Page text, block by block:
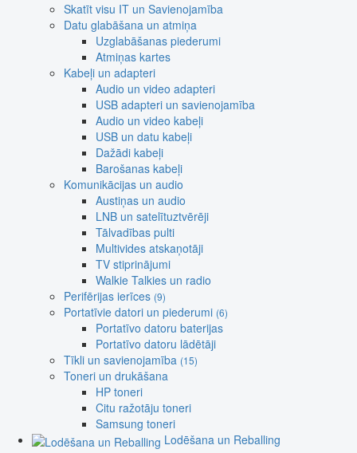
Skatīt visu IT un Savienojamība
Datu glabāšana un atmiņa
Uzglabāšanas piederumi
Atmiņas kartes
Kabeļi un adapteri
Audio un video adapteri
USB adapteri un savienojamība
Audio un video kabeļi
USB un datu kabeļi
Dažādi kabeļi
Barošanas kabeļi
Komunikācijas un audio
Austiņas un audio
LNB un satelītuztvērēji
Tālvadības pulti
Multivides atskaņotāji
TV stiprinājumi
Walkie Talkies un radio
Perifērijas ierīces (9)
Portatīvie datori un piederumi (6)
Portatīvo datoru baterijas
Portatīvo datoru lādētāji
Tīkli un savienojamība (15)
Toneri un drukāšana
HP toneri
Citu ražotāju toneri
Samsung toneri
Lodēšana un Reballing